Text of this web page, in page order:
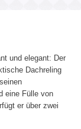
und elegant: Der
Dachreling
eine Fülle von
er über zwei